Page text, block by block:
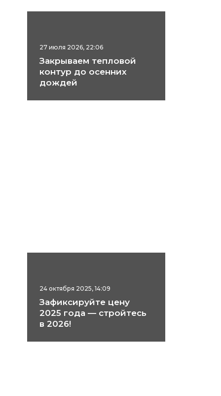
27 июля 2026, 22:06
Закрываем тепловой
контур до осенних
дождей
24 октября 2025, 14:09
Зафиксируйте цену
2025 года — стройтесь
в 2026!